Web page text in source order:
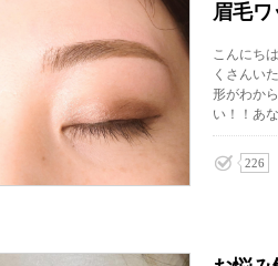
眉毛ワ
こんにち
くさんい
形がわか
い！！あ
226